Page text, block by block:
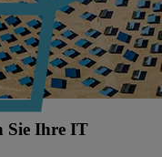
Sie Ihre IT